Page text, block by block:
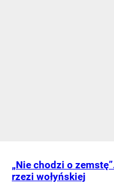
„Nie chodzi o
rzezi wołyńskiej